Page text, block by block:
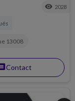
visibility 2028
13008
Contact